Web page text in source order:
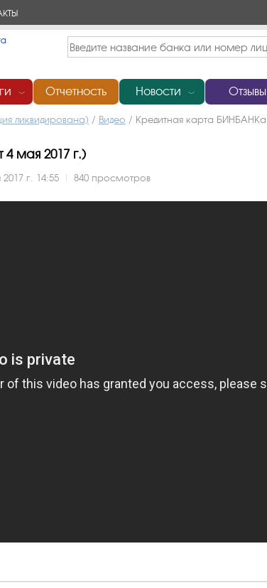
﹀ Отчетность Новости ﹀ Отзывы
ликвидирована) / Видео / Кредитная карта БИНБАНКа
мая 2017 г.)
г. 14:55 | 840 просмотров